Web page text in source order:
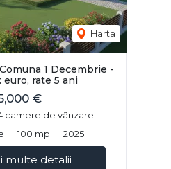
Harta
1 Decembrie -
euro, rate 5 ani
€
camere de vânzare
100 mp 2025
multe detalii